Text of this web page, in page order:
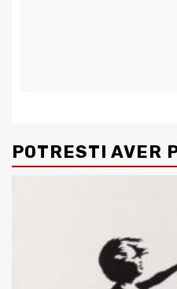
POTRESTI AVER